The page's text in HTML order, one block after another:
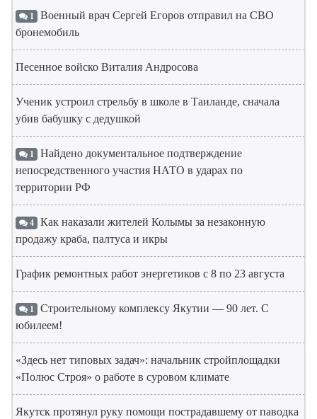
1 Военный врач Сергей Егоров отправил на СВО
бронемобиль
Песенное войско Виталия Андросова
Ученик устроил стрельбу в школе в Таиланде, сначала
убив бабушку с дедушкой
1 Найдено документальное подтверждение
непосредственного участия НАТО в ударах по
территории РФ
4 Как наказали жителей Колымы за незаконную
продажу краба, палтуса и икры
График ремонтных работ энергетиков с 8 по 23 августа
1 Строительному комплексу Якутии — 90 лет. С
юбилеем!
«Здесь нет типовых задач»: начальник стройплощадки
«Полюс Строя» о работе в суровом климате
Якутск протянул руку помощи пострадавшему от паводка